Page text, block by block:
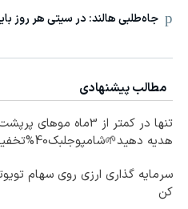
جاه‌طلبی هالند: در سیتی هر روز
مطالب پیشنهادی
تنها در کمتر از 3ماه
هدیه دهید🌱شامپوجلبک40%تخفیف
سرمایه گذاری ارزی روی سهام
کن